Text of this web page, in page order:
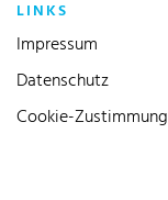
LINKS
Impressum
Datenschutz
Cookie-Zustimmung